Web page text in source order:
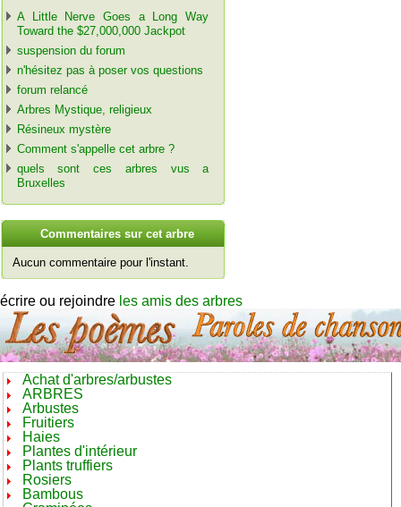
A Little Nerve Goes a Long Way
Toward the $27,000,000 Jackpot
suspension du forum
n'hésitez pas à poser vos questions
forum relancé
Arbres Mystique, religieux
Résineux mystère
Comment s'appelle cet arbre ?
quels sont ces arbres vus a
Bruxelles
Commentaires sur cet arbre
Aucun commentaire pour l'instant.
écrire ou rejoindre les amis des arbres
Achat d'arbres/arbustes
ARBRES
Arbustes
Fruitiers
Haies
Plantes d'intérieur
Plants truffiers
Rosiers
Bambous